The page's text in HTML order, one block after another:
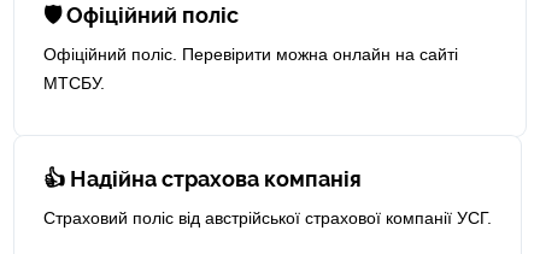
🛡 Офіційний поліс
Офіційний поліс. Перевірити можна онлайн на сайті
МТСБУ.
👍 Надійна страхова компанія
Страховий поліс від австрійської страхової компанії УСГ.